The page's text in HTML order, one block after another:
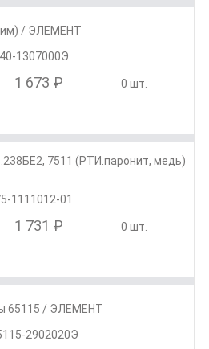
/ ЭЛЕМЕНТ
1307000Э
1 673 ₽ 0 шт.
7511 (РТИ.паронит, медь)
1111012-01
1 731 ₽ 0 шт.
65115 / ЭЛЕМЕНТ
2902020Э